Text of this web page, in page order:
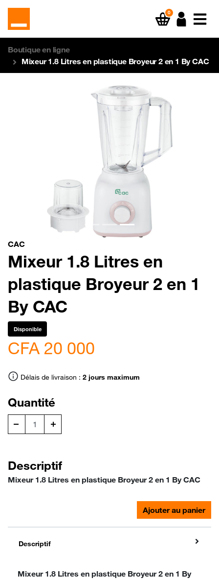
0
Boutique en ligne
Mixeur 1.8 Litres en plastique Broyeur 2 en 1 By CAC
CAC
Mixeur 1.8 Litres en
plastique Broyeur 2 en 1
By CAC
Disponible
CFA 20 000
Délais de livraison : 2 jours maximum
Quantité
Descriptif
Mixeur 1.8 Litres en plastique Broyeur 2 en 1 By CAC
Ajouter au panier
Descriptif
Mixeur 1.8 Litres en plastique Broyeur 2 en 1 By